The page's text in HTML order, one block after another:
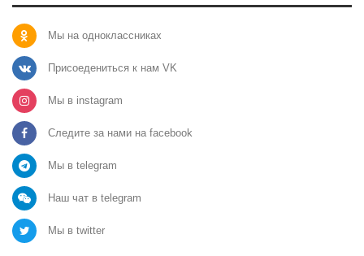
Мы на одноклассниках
Присоедениться к нам VK
Мы в instagram
Следите за нами на facebook
Мы в telegram
Наш чат в telegram
Мы в twitter